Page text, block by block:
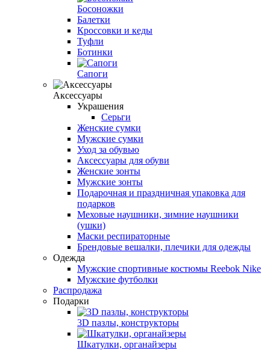
Босоножки
Балетки
Кроссовки и кеды
Туфли
Ботинки
Сапоги
Аксессуары
Украшения
Серьги
Женские сумки
Мужские сумки
Уход за обувью
Аксессуары для обуви
Женские зонты
Мужские зонты
Подарочная и праздничная упаковка для
подарков
Меховые наушники, зимние наушники
(ушки)
Маски респираторные
Брендовые вешалки, плечики для одежды
Одежда
Мужские спортивные костюмы Reebok Nike
Мужские футболки
Распродажа
Подарки
3D пазлы, конструкторы
Шкатулки, органайзеры